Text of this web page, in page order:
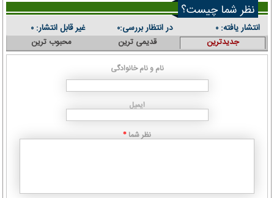
نظر شما چیست؟
انتشار یافته: ۰ در انتظار بررسی:۰ غیر قابل انتشار: ۰
جدیدترین قدیمی ترین محبوب ترین
نام و نام خانوادگی
ایمیل
نظر شما *